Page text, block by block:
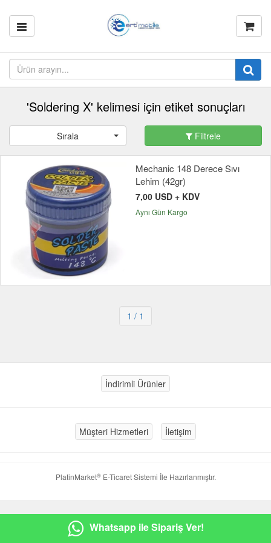
'Soldering X' kelimesi için etiket sonuçları
Sırala Filtrele
Mechanic 148 Derece Sıvı
Lehim (42gr)
7,00 USD + KDV
Aynı Gün Kargo
1 / 1
İndirimli Ürünler
Müşteri Hizmetleri İletişim
PlatinMarket®E-Ticaret Sistemi İle Hazırlanmıştır.
Whatsapp ile Sipariş Ver!